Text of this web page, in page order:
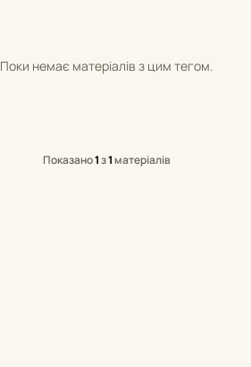
Поки немає матеріалів з цим тегом.
Показано1з1матеріалів